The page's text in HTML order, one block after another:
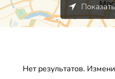
Нет результатов.